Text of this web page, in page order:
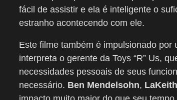
fácil de assistir e ela é inteligente o
estranho acontecendo com ele.
Este filme também é impulsionado
interpreta o gerente da Toys “R” Us,
necessidades pessoais de seus
necessário. Ben Mendelsohn,